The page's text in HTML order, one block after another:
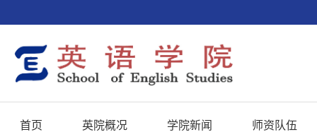
首页 英院概况 学院新闻 师资队伍